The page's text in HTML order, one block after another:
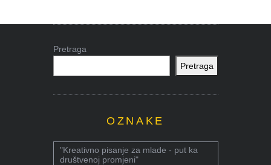
Pretraga
Pretraga
OZNAKE
"Kreativno pisanje za mlade - put ka
društvenoj promjeni"